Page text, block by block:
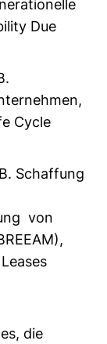
Due
Cycle
Schaffung
von
die